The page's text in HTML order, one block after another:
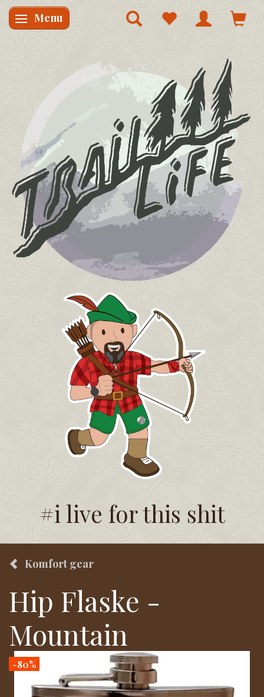
Skifte navigation
Menu
#i live for this shit
Komfort gear
Hip Flaske -
Mountain
-80%